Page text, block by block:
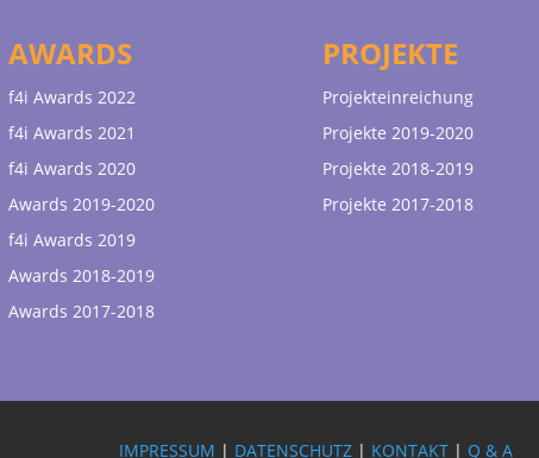
AWARDS
f4i Awards 2022
f4i Awards 2021
f4i Awards 2020
Awards 2019-2020
f4i Awards 2019
Awards 2018-2019
Awards 2017-2018
PROJEKTE
Projekteinreichung
Projekte 2019-2020
Projekte 2018-2019
Projekte 2017-2018
IMPRESSUM | DATENSCHUTZ | KONTAKT | Q & A